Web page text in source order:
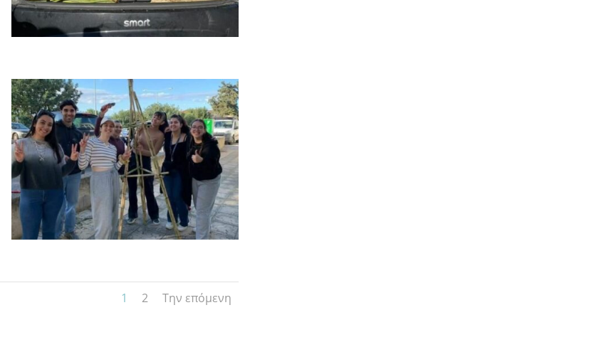
1 2 Την επόμενη